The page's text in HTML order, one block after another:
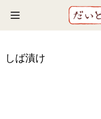
Toggle navigation
しば漬け